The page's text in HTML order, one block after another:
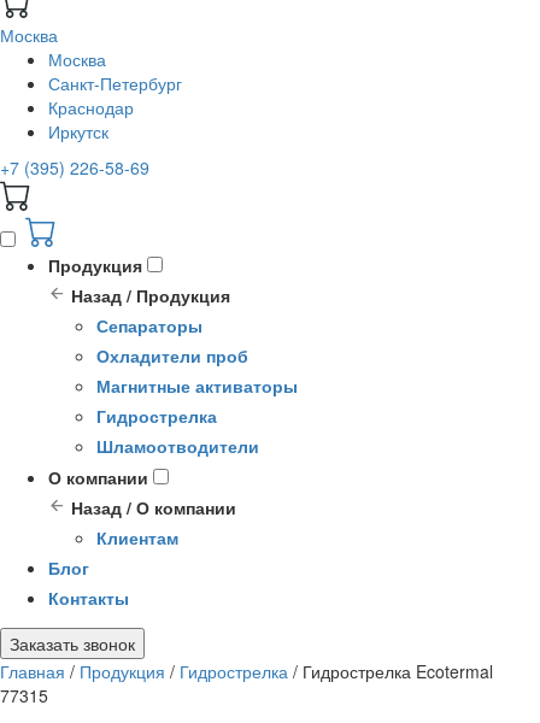
Москва
Москва
Санкт-Петербург
Краснодар
Иркутск
+7 (395) 226-58-69
Продукция
Назад / Продукция
Сепараторы
Охладители проб
Магнитные активаторы
Гидрострелка
Шламоотводители
О компании
Назад / О компании
Клиентам
Блог
Контакты
Заказать звонок
Главная / Продукция / Гидрострелка / Гидрострелка Ecotermal
77315